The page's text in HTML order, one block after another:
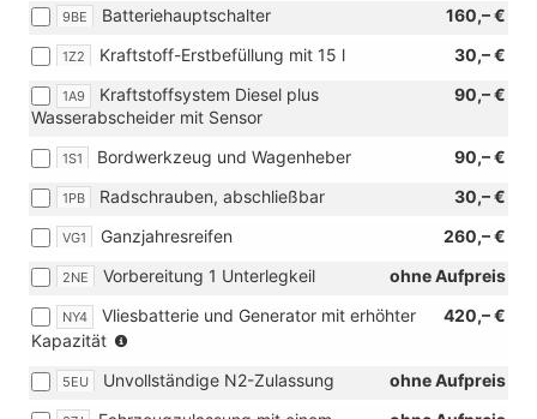
to)wie
9BE 160,– €
Batteriehauptschalter
1Z2 30,– €
Kraftstoff-Erstbefüllung mit 15 l
1A9 90,– €
Kraftstoffsystem Diesel plus
Wasserabscheider mit Sensor
1S1 90,– €
Bordwerkzeug und Wagenheber
1PB 30,– €
Radschrauben, abschließbar
VG1 260,– €
Ganzjahresreifen
2NE ohne Aufpreis
Vorbereitung 1 Unterlegkeil
NY4 420,– €
Vliesbatterie und Generator mit erhöhter
Kapazität
besondere
5EU ohne Aufpreis
Unvollständige N2-Zulassung